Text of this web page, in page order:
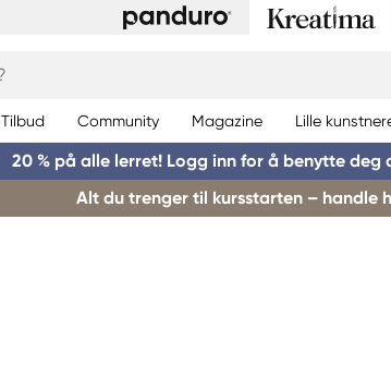
Tilbud Community Magazine Lille
20 % på alle lerret! Logg inn for å benytte deg
Alt du trenger til kursstarten – handle